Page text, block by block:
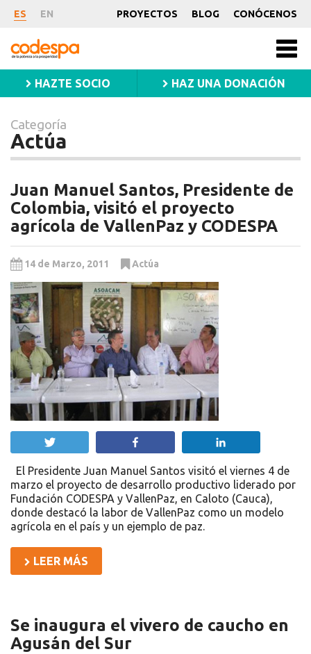
Categoría
Actúa
ES EN PROYECTOS BLOG CONÓCENOS
CODESPA
HAZTE SOCIO HAZ UNA DONACIÓN
Categoría
Actúa
Juan Manuel Santos, Presidente de
Colombia, visitó el proyecto
agrícola de VallenPaz y CODESPA
14 de Marzo, 2011 Actúa
El Presidente Juan Manuel Santos visitó el viernes 4 de
marzo el proyecto de desarrollo productivo liderado por
Fundación CODESPA y VallenPaz, en Caloto (Cauca),
donde destacó la labor de VallenPaz como un modelo
agrícola en el país y un ejemplo de paz.
LEER MÁS
Se inaugura el vivero de caucho en
Agusán del Sur